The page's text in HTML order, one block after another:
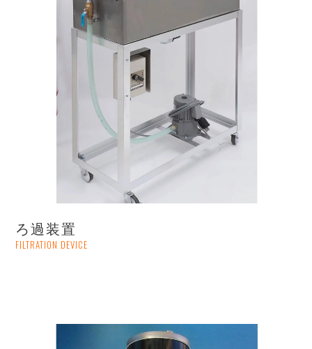
ろ過装置
FILTRATION DEVICE